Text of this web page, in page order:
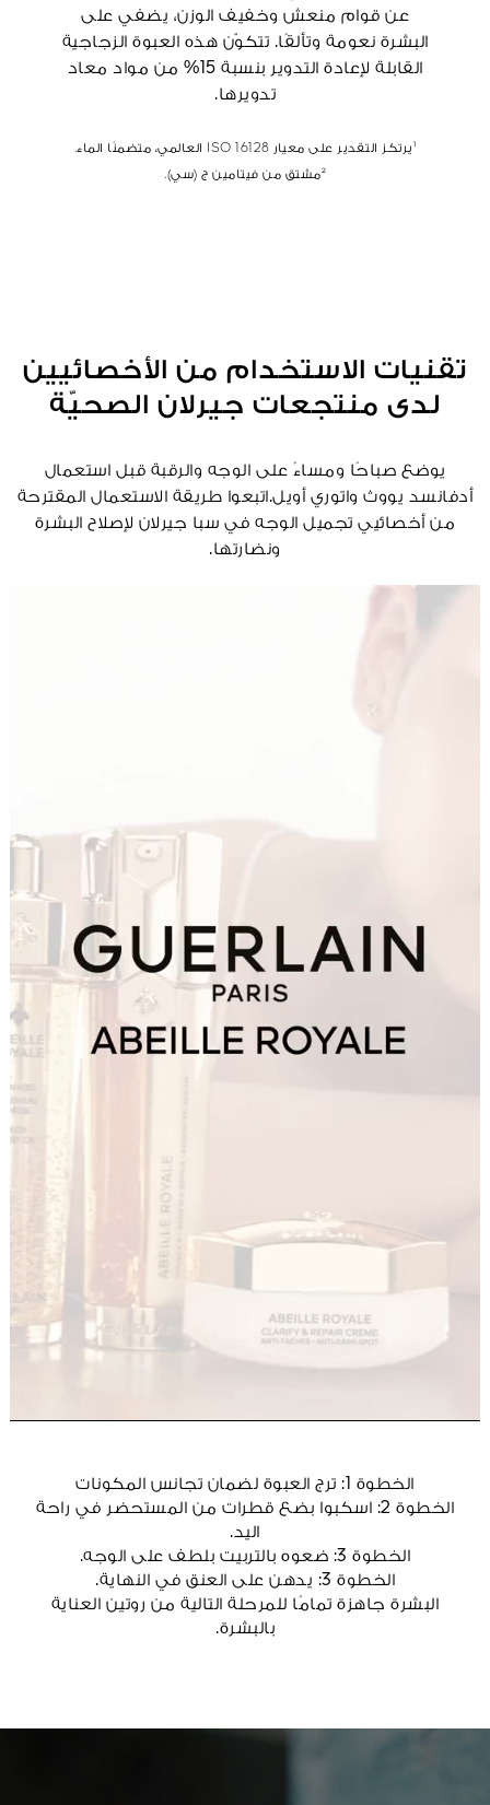
عن قوام منعش وخفيف الوزن، يضفي على
البشرة نعومة وتألقًا. تتكوّن هذه العبوة الزجاجية
القابلة لإعادة التدوير بنسبة 15% من مواد معاد
تدويرها.
¹يرتكز التقدير على معيار ISO 16128 العالمي، متضمنًا الماء.
²مشتق من فيتامين ج (سي).
تقنيات الاستخدام من الأخصائيين
لدى منتجعات جيرلان الصحيّة
يوضع صباحًا ومساءً على الوجه والرقبة قبل استعمال
أدفانسد يووث واتوري أويل.اتبعوا طريقة الاستعمال المقترحة
من أخصائيي تجميل الوجه في سبا جيرلان لإصلاح البشرة
ونضارتها.
الخطوة 1: ترج العبوة لضمان تجانس المكونات
الخطوة 2: اسكبوا بضع قطرات من المستحضر في راحة
اليد.
الخطوة 3: ضعوه بالتربيت بلطف على الوجه.
الخطوة 3: يدهن على العنق في النهاية.
البشرة جاهزة تمامًا للمرحلة التالية من روتين العناية
بالبشرة.